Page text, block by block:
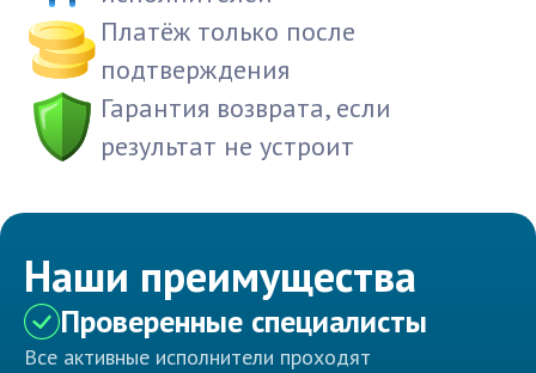
Платёж только после
подтверждения
Гарантия возврата, если
результат не устроит
Наши преимущества
Проверенные специалисты
Все активные исполнители проходят